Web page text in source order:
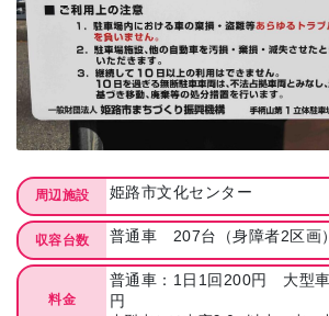
周辺施設 姫路市文化センター
収容台数 普通車 207台（身障者2区画）
料金
普通車：1日1回200円 大型
円